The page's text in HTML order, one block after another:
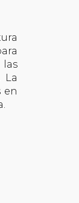
las
La
en